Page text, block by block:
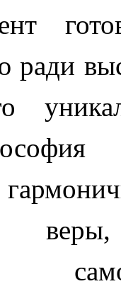
ради